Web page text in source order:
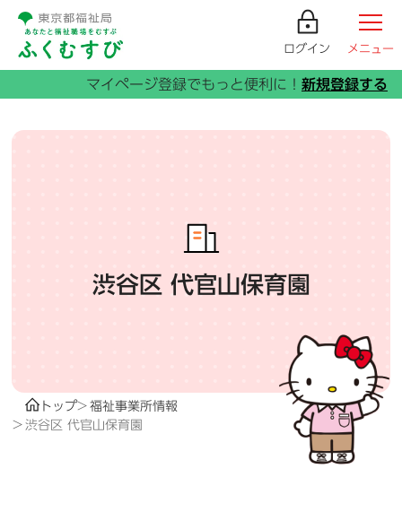
ログイン メニュー
渋谷区 代官山保育園
トップ
福祉事業所情報
渋谷区 代官山保育園